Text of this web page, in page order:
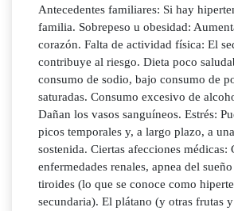
Antecedentes familiares: Si hay
familia. Sobrepeso u obesidad:
corazón. Falta de actividad física: El
contribuye al riesgo. Dieta poco
consumo de sodio, bajo consumo de
saturadas. Consumo excesivo de
Dañan los vasos sanguíneos. Estrés:
picos temporales y, a largo plazo, a
sostenida. Ciertas afecciones médicas:
enfermedades renales, apnea del
tiroides (lo que se conoce como
secundaria). El plátano (y otras frutas